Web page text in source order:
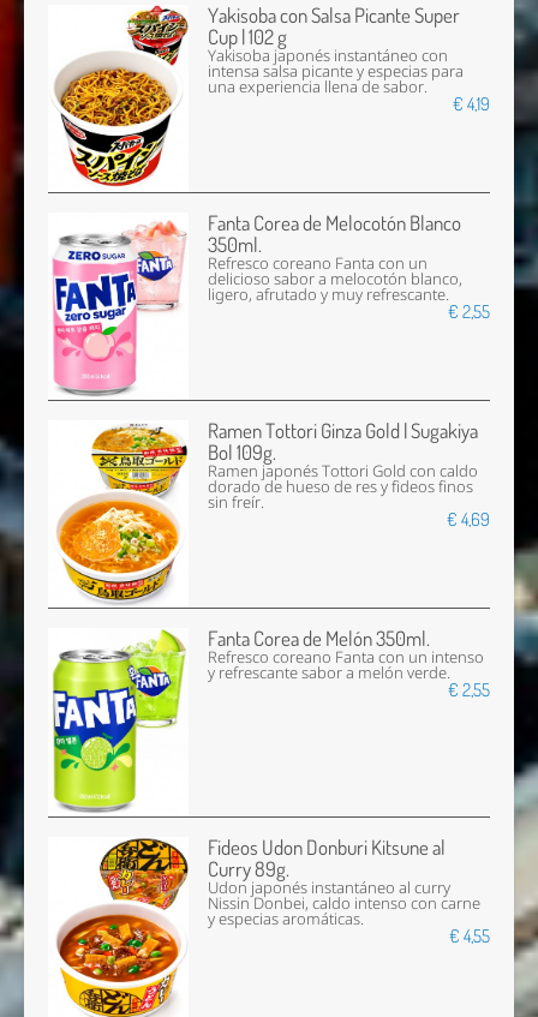
Yakisoba con Salsa Picante Super
Cup | 102 g
Yakisoba japonés instantáneo con
intensa salsa picante y especias para
una experiencia llena de sabor.
€ 4,19
Fanta Corea de Melocotón Blanco
350ml.
Refresco coreano Fanta con un
delicioso sabor a melocotón blanco,
ligero, afrutado y muy refrescante.
€ 2,55
Ramen Tottori Ginza Gold | Sugakiya
Bol 109g.
Ramen japonés Tottori Gold con caldo
dorado de hueso de res y fideos finos
sin freír.
€ 4,69
Fanta Corea de Melón 350ml.
Refresco coreano Fanta con un intenso
y refrescante sabor a melón verde.
€ 2,55
Fideos Udon Donburi Kitsune al
Curry 89g.
Udon japonés instantáneo al curry
Nissin Donbei, caldo intenso con carne
y especias aromáticas.
€ 4,55